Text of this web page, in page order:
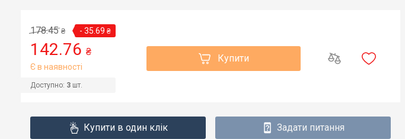
178.45 ₴ - 35.69 ₴
142.76 ₴
Є в наявності
Доступно: 3 шт.
Купити
Купити в один клік Задати питання